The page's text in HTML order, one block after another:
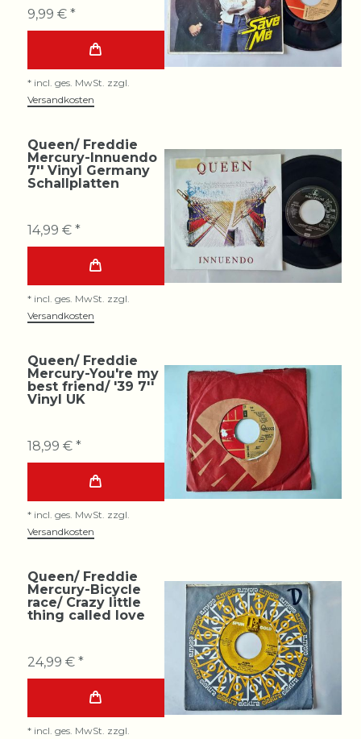
9,99 € *
* incl. ges. MwSt. zzgl.
Versandkosten
Queen/ Freddie
Mercury-Innuendo
7'' Vinyl Germany
Schallplatten
14,99 € *
* incl. ges. MwSt. zzgl.
Versandkosten
Queen/ Freddie
Mercury-You're my
best friend/ '39 7''
Vinyl UK
18,99 € *
* incl. ges. MwSt. zzgl.
Versandkosten
Queen/ Freddie
Mercury-Bicycle
race/ Crazy little
thing called love
24,99 € *
* incl. ges. MwSt. zzgl.